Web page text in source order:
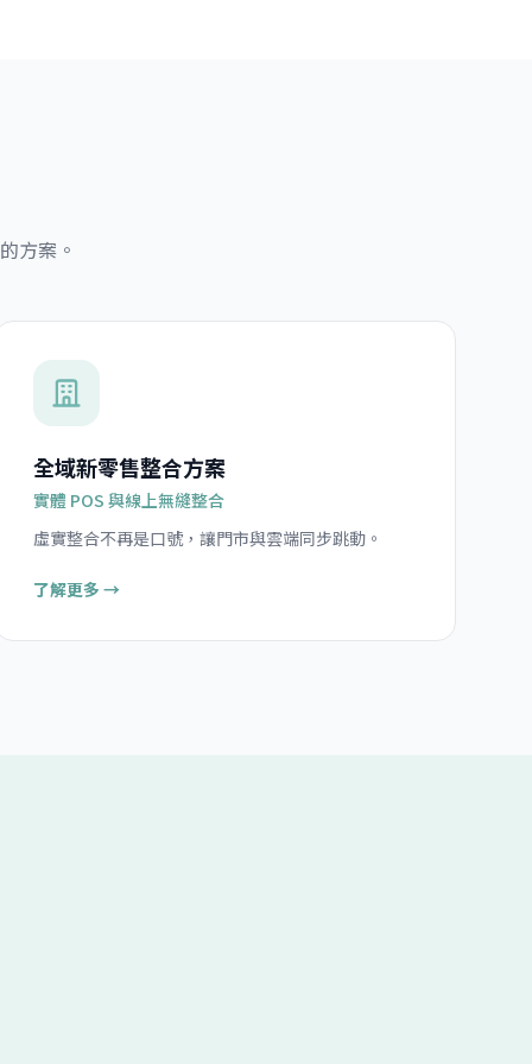
方案。
全域新零售整合方案
實體 POS 與線上無縫整合
虛實整合不再是口號，讓門市與雲端同步跳動。
了解更多 →